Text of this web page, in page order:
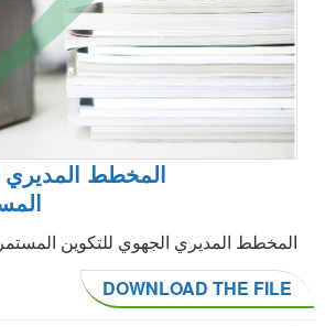
المخطط المديري
المخطط المديري الجهوي للتكوين المستمر2021-2027
DOWNLOAD THE FILE